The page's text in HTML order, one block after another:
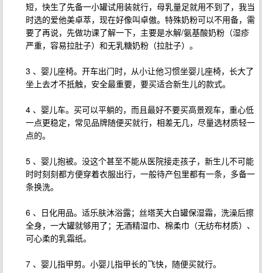
短，快生了先备一小罐试用装就行，母乳量足就用不到了，我当
时选的爱他美卓萃，现在好像叫卓傲。特殊奶粉可以不用备，需
要了再说，先做功课了解一下，主要是水解/氨基酸奶粉（湿疹
严重，容易拉肚子）和无乳糖奶粉（拉肚子）。
3 、婴儿座椅。开车出门时，从小让他习惯坐婴儿座椅，长大了
坐上去才不抵触，安全最重要，要买适合新生儿的款式。
4 、婴儿车。买可以平躺的，而且最好不要买高景观车，重心低
一点更稳定，常见品牌随便买就行，相差无几，尽量选材质轻一
点的。
5 、婴儿抱被。没这个甚至不能从医院接走孩子，新生儿不可能
时时刻刻都方便穿着衣服出行，一般待产包里都有一条，多备一
条换洗。
6 、日化用品。适乐肤沐浴露；丝塔芙大白罐保湿霜，洗澡后擦
全身，一大罐就够用了；无酒精湿巾、棉柔巾（无纺布材质）、
可心柔的乳霜纸。
7 、婴儿指甲剪。小婴儿指甲长的飞快，随便买就行。